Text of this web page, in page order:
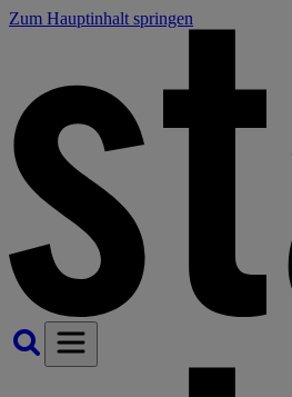
Zum Hauptinhalt springen